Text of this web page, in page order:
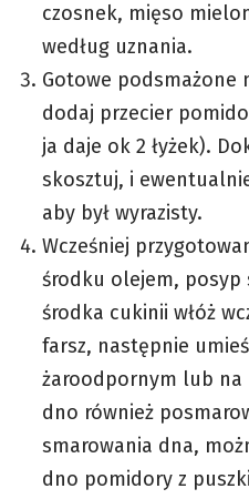
czosnek, mięso
według uznania.
Gotowe podsmażone
dodaj przecier
ja daje ok 2 łyżek).
skosztuj, i
aby był wyrazisty.
Wcześniej
środku olejem, posyp
środka cukinii włóż
farsz, następnie
żaroodpornym lub na
dno również
smarowania dna,
dno pomidory z